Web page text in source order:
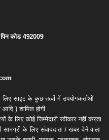
पिन कोड492009
लिए साइट के कुछ तत्वों में उपयोगकर्ताओं
आदि ) शामिल होगी
के लिए कोई जिम्मेदारी स्वीकार नहीं करता
सामग्री के लिए संवाददाता / खबर देने वाला